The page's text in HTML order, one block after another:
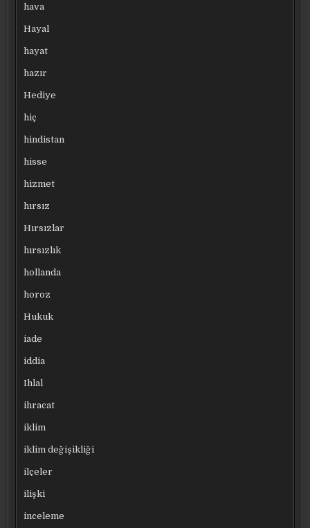
hava
Hayal
hayat
hazır
Hediye
hiç
hindistan
hisse
hizmet
hırsız
Hırsızlar
hırsızlık
hollanda
horoz
Hukuk
iade
iddia
Ihlal
ihracat
iklim
iklim değişikliği
ilçeler
ilişki
inceleme